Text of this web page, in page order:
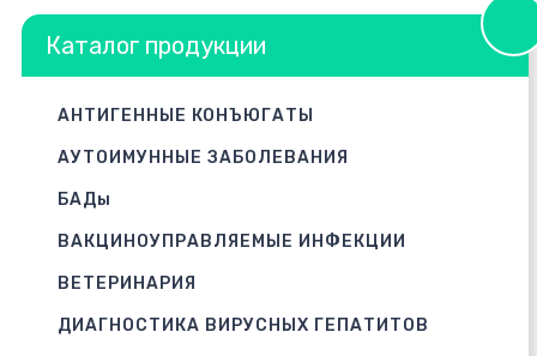
Каталог продукции
АНТИГЕННЫЕ КОНЪЮГАТЫ
АУТОИМУННЫЕ ЗАБОЛЕВАНИЯ
БАДы
ВАКЦИНОУПРАВЛЯЕМЫЕ ИНФЕКЦИИ
ВЕТЕРИНАРИЯ
ДИАГНОСТИКА ВИРУСНЫХ ГЕПАТИТОВ